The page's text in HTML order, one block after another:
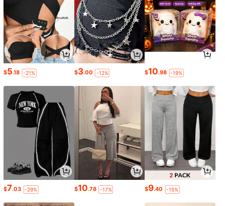
$5.18 -21% $3.00 -12% $10.98 -19%
$7.03 -29% $10.78 -17% $9.40 -15%